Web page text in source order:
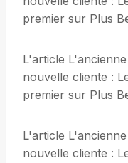
premier sur Plus
L'article
nouvelle cliente :
premier sur Plus
L'article
nouvelle cliente :